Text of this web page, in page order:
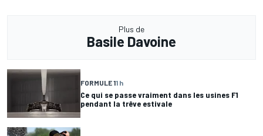
Plus de
Basile Davoine
FORMULE 11 h
Ce qui se passe vraiment dans les usines F1
pendant la trêve estivale